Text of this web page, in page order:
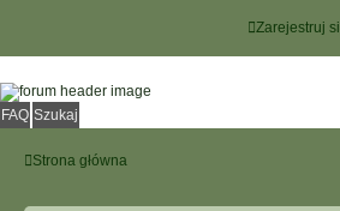
Zarejestruj
FAQ Szukaj
Strona główna